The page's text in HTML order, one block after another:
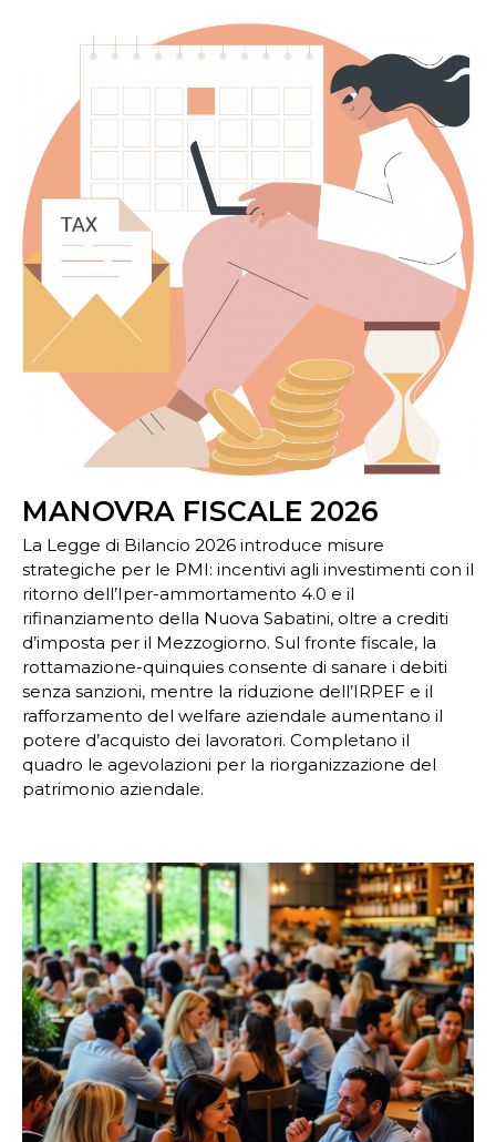
MANOVRA FISCALE 2026
La Legge di Bilancio 2026 introduce misure
strategiche per le PMI: incentivi agli investimenti con il
ritorno dell’Iper-ammortamento 4.0 e il
rifinanziamento della Nuova Sabatini, oltre a crediti
d’imposta per il Mezzogiorno. Sul fronte fiscale, la
rottamazione-quinquies consente di sanare i debiti
senza sanzioni, mentre la riduzione dell’IRPEF e il
rafforzamento del welfare aziendale aumentano il
potere d’acquisto dei lavoratori. Completano il
quadro le agevolazioni per la riorganizzazione del
patrimonio aziendale.